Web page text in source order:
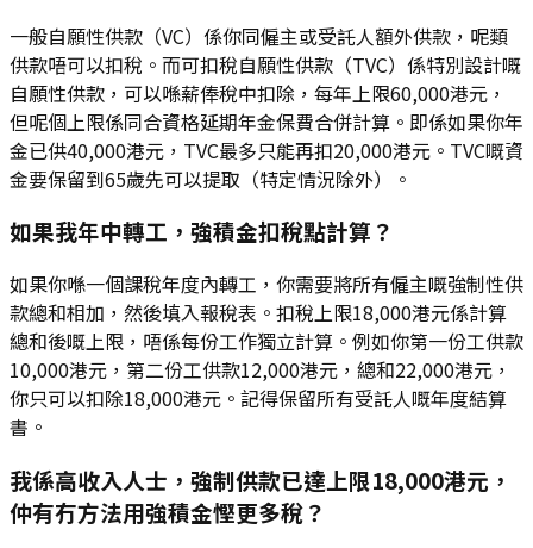
一般自願性供款（VC）係你同僱主或受託人額外供款，呢類
供款唔可以扣稅。而可扣稅自願性供款（TVC）係特別設計嘅
自願性供款，可以喺薪俸稅中扣除，每年上限60,000港元，
但呢個上限係同合資格延期年金保費合併計算。即係如果你年
金已供40,000港元，TVC最多只能再扣20,000港元。TVC嘅資
金要保留到65歲先可以提取（特定情況除外）。
如果我年中轉工，強積金扣稅點計算？
如果你喺一個課稅年度內轉工，你需要將所有僱主嘅強制性供
款總和相加，然後填入報稅表。扣稅上限18,000港元係計算
總和後嘅上限，唔係每份工作獨立計算。例如你第一份工供款
10,000港元，第二份工供款12,000港元，總和22,000港元，
你只可以扣除18,000港元。記得保留所有受託人嘅年度結算
書。
我係高收入人士，強制供款已達上限18,000港元，
仲有冇方法用強積金慳更多稅？